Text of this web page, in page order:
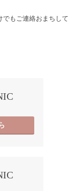
もご連絡おまちし